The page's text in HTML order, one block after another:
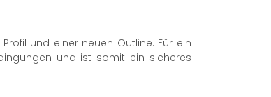
und einer neuen Outline. Für ein
und ist somit ein sicheres